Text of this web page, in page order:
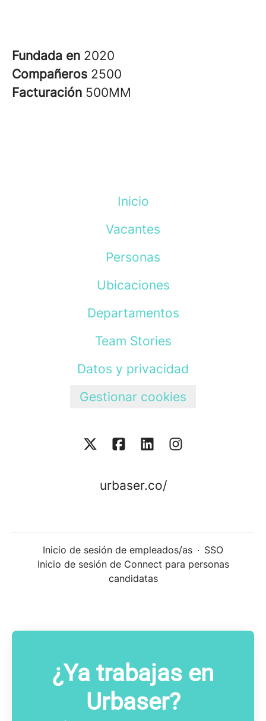
Fundada en 2020
Compañeros 2500
Facturación 500MM
Inicio
Vacantes
Personas
Ubicaciones
Departamentos
Team Stories
Datos y privacidad
Gestionar cookies
urbaser.co/
Inicio de sesión de empleados/as · SSO
Inicio de sesión de Connect para personas
candidatas
¿Ya trabajas en
Urbaser?